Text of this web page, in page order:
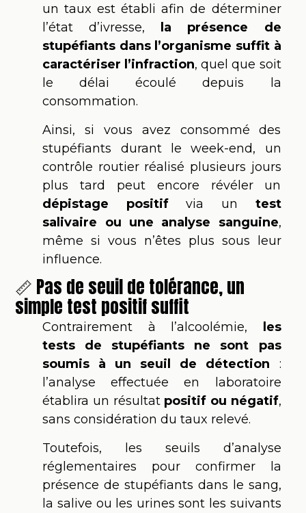
un taux est établi afin de déterminer
l’état d’ivresse, la présence de
stupéfiants dans l’organisme suffit à
caractériser l’infraction, quel que soit
le délai écoulé depuis la
consommation.
Ainsi, si vous avez consommé des
stupéfiants durant le week-end, un
contrôle routier réalisé plusieurs jours
plus tard peut encore révéler un
dépistage positifvia un test
salivaire ou une analyse sanguine,
même si vous n’êtes plus sous leur
influence.
📏 Pas de seuil de tolérance, un
simple test positif suffit
Contrairement à l’alcoolémie,
les
tests de stupéfiants ne sont pas
soumis à un seuil de détection :
l’analyse effectuée en laboratoire
établira un résultat positif ou négatif,
sans considération du taux relevé.
Toutefois, les seuils d’analyse
réglementaires pour confirmer la
présence de stupéfiants dans le sang,
la salive ou les urines sont les suivants